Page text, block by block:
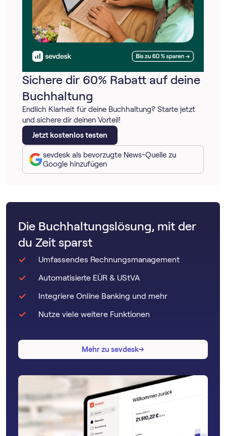
Sichere dir 60% Rabatt auf deine
Buchhaltung
Endlich Klarheit für deine Buchhaltung? Starte jetzt
und sichere dir deinen Vorteil!
Jetzt kostenlos testen
sevdesk als bevorzugte News-Quelle zu
Google hinzufügen
Die Buchhaltungslösung, mit der
du Zeit sparst
Umfassendes Rechnungsmanagement
Automatisierte EÜR & UStVA
Integriere Online Banking und mehr
Nutze viele weitere Funktionen
Mehr zu sevdesk→
→